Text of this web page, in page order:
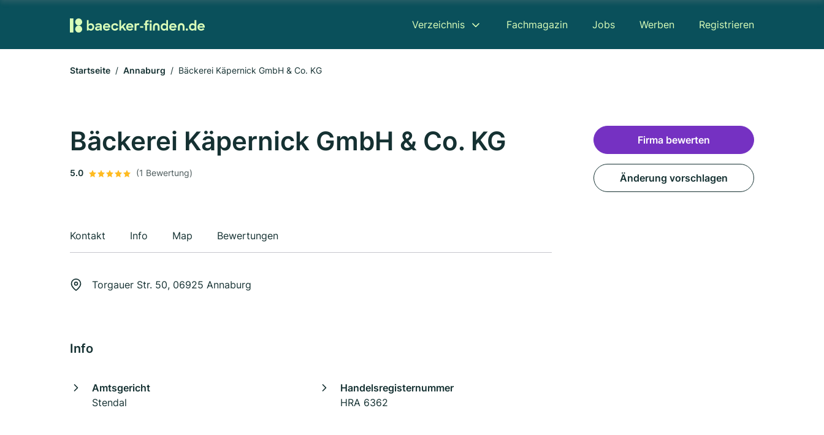
Verzeichnis Fachmagazin Jobs Werben Registrieren
Startseite Annaburg Bäckerei Käpernick GmbH & Co. KG
Bäckerei Käpernick GmbH & Co. KG
5.0 (1 Bewertung)
Kontakt Info Map Bewertungen
Torgauer Str. 50, 06925 Annaburg
Info
Amtsgericht
Stendal
Handelsregisternummer
HRA 6362
Firma bewerten
Änderung vorschlagen